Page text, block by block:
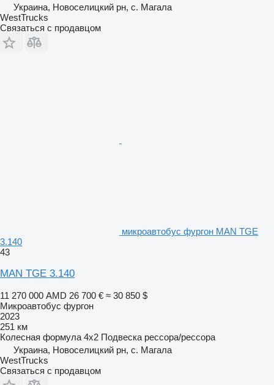
Украина, Новоселицкий рн, с. Магала
WestTrucks
Связаться с продавцом
микроавтобус фургон MAN TGE
3.140
43
MAN TGE 3.140
11 270 000 AMD 26 700 € ≈ 30 850 $
Микроавтобус фургон
2023
251 км
Колесная формула 4x2 Подвеска рессора/рессора
Украина, Новоселицкий рн, с. Магала
WestTrucks
Связаться с продавцом